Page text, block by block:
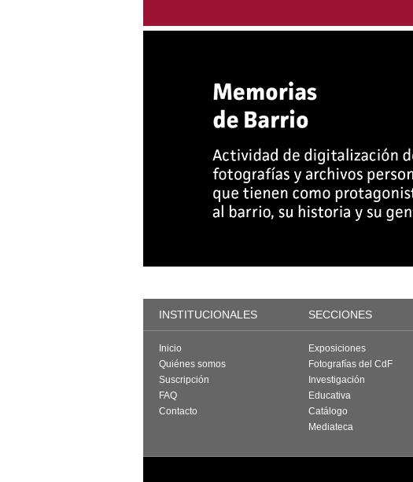
INSTITUCIONALES SECCIONES
Inicio
Quiénes somos
Suscripción
FAQ
Contacto
Exposiciones
Fotografías del CdF
Investigación
Educativa
Catálogo
Mediateca